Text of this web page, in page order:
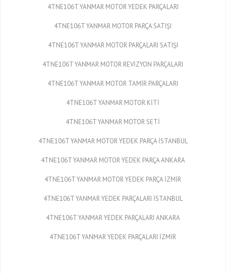
4TNE106T YANMAR MOTOR YEDEK PARÇALARI
4TNE106T YANMAR MOTOR PARÇA SATIŞI
4TNE106T YANMAR MOTOR PARÇALARI SATIŞI
4TNE106T YANMAR MOTOR REVİZYON PARÇALARI
4TNE106T YANMAR MOTOR TAMİR PARÇALARI
4TNE106T YANMAR MOTOR KİTİ
4TNE106T YANMAR MOTOR SETİ
4TNE106T YANMAR MOTOR YEDEK PARÇA İSTANBUL
4TNE106T YANMAR MOTOR YEDEK PARÇA ANKARA
4TNE106T YANMAR MOTOR YEDEK PARÇA İZMİR
4TNE106T YANMAR YEDEK PARÇALARI İSTANBUL
4TNE106T YANMAR YEDEK PARÇALARI ANKARA
4TNE106T YANMAR YEDEK PARÇALARI İZMİR